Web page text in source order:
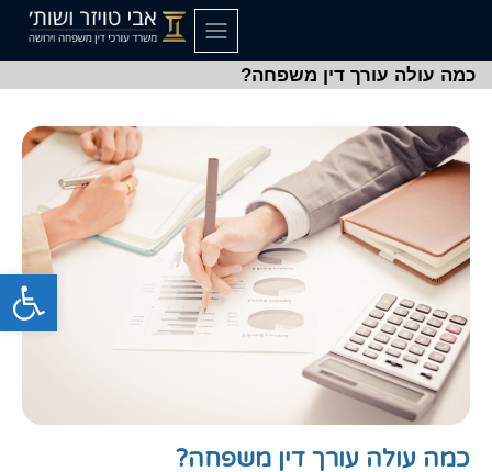
פתח
כמה עולה עורך דין משפחה?
כמה עולה עורך דין משפחה?